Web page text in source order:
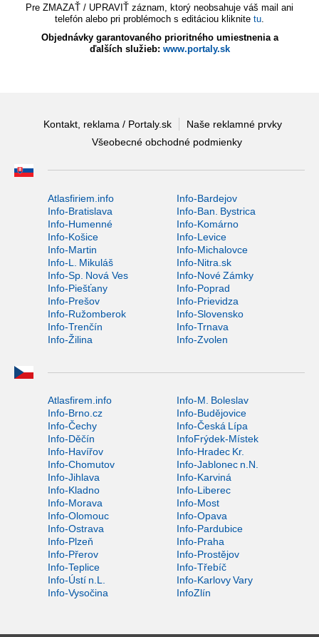
Pre ZMAZAŤ / UPRAVIŤ záznam, ktorý neobsahuje váš mail ani
telefón alebo pri problémoch s editáciou kliknite tu.
Objednávky garantovaného prioritného umiestnenia a
ďalších služieb: www.portaly.sk
Kontakt, reklama / Portaly.sk
Naše reklamné prvky
Všeobecné obchodné podmienky
Atlasfiriem.info
Info-Bardejov
Info-Bratislava
Info-Ban. Bystrica
Info-Humenné
Info-Komárno
Info-Košice
Info-Levice
Info-Martin
Info-Michalovce
Info-L. Mikuláš
Info-Nitra.sk
Info-Sp. Nová Ves
Info-Nové Zámky
Info-Piešťany
Info-Poprad
Info-Prešov
Info-Prievidza
Info-Ružomberok
Info-Slovensko
Info-Trenčín
Info-Trnava
Info-Žilina
Info-Zvolen
Atlasfirem.info
Info-M. Boleslav
Info-Brno.cz
Info-Budějovice
Info-Čechy
Info-Česká Lípa
Info-Děčín
InfoFrýdek-Místek
Info-Havířov
Info-Hradec Kr.
Info-Chomutov
Info-Jablonec n.N.
Info-Jihlava
Info-Karviná
Info-Kladno
Info-Liberec
Info-Morava
Info-Most
Info-Olomouc
Info-Opava
Info-Ostrava
Info-Pardubice
Info-Plzeň
Info-Praha
Info-Přerov
Info-Prostějov
Info-Teplice
Info-Třebíč
Info-Ústí n.L.
Info-Karlovy Vary
Info-Vysočina
InfoZlín